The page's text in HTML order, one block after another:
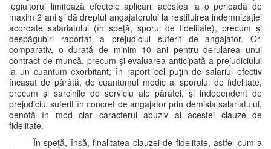
legiuitorul limitează efectele aplicării acestea la o perioadă de
maxim 2 ani şi dă dreptul angajatorului la restituirea indemnizaţiei
acordate salariatului (în speţă, sporul de fidelitate), precum şi
despăgubiri raportat la prejudiciul suferit de angajator. Or,
comparativ, o durată de minim 10 ani pentru derularea unui
contract de muncă, precum şi evaluarea anticipată a prejudiciului
la un cuantum exorbitant, în raport cel puţin de salariul efectiv
încasat de pârâtă, de cuantumul modic al sporului de fidelitate,
precum şi sarcinile de serviciu ale pârâtei, şi independent de
prejudiciul suferit în concret de angajator prin demisia salariatului,
denotă în mod clar caracterul abuziv al acestei clauze de
fidelitate.
În speţă, însă, finalitatea clauzei de fidelitate, astfel cum a